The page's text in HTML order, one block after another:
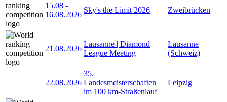
15.08 -
16.08.2026
Sky's the Limit 2026 Zweibrücken
21.08.2026
Lausanne | Diamond
League Meeting
Lausanne
(Schweiz)
22.08.2026
35.
Landesmeisterschaften
im 100 km-Straßenlauf
Leipzig